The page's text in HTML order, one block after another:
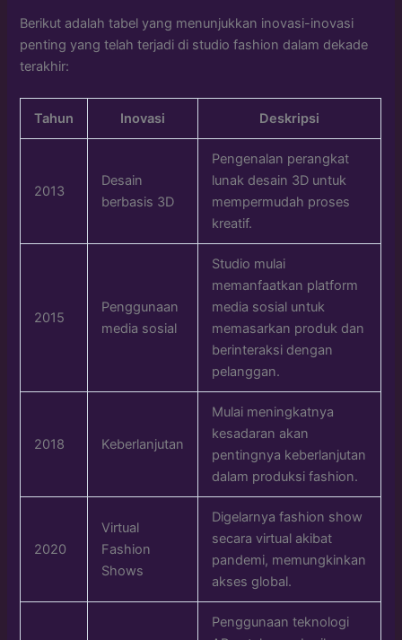
Berikut adalah tabel yang menunjukkan inovasi-inovasi
penting yang telah terjadi di studio fashion dalam dekade
terakhir:
Tahun Inovasi Deskripsi
2013
Desain
berbasis 3D
Pengenalan perangkat
lunak desain 3D untuk
mempermudah proses
kreatif.
2015
Penggunaan
media sosial
Studio mulai
memanfaatkan platform
media sosial untuk
memasarkan produk dan
berinteraksi dengan
pelanggan.
2018 Keberlanjutan
Mulai meningkatnya
kesadaran akan
pentingnya keberlanjutan
dalam produksi fashion.
2020
Virtual
Fashion
Shows
Digelarnya fashion show
secara virtual akibat
pandemi, memungkinkan
akses global.
Penggunaan teknologi